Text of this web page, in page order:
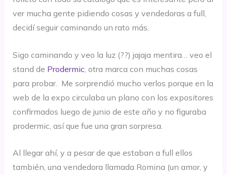
ver mucha gente pidiendo cosas y vendedoras a full,
decidí seguir caminando un rato más.
Sigo caminando y veo la luz (??) jajaja mentira… veo el
stand de Prodermic , otra marca con muchas cosas
para probar. Me sorprendió mucho verlos porque en la
web de la expo circulaba un plano con los expositores
confirmados luego de junio de este año y no figuraba
prodermic, así que fue una gran sorpresa.
Al llegar ahí, y a pesar de que estaban a full ellos
también, una vendedora llamada Romina (un amor, y